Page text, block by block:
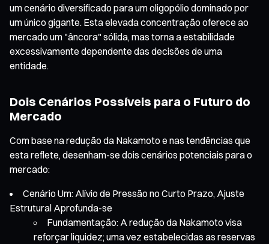
um cenário diversificado para um oligopólio dominado por
um único gigante. Esta elevada concentração oferece ao
mercado um "âncora" sólida, mas torna a estabilidade
excessivamente dependente das decisões de uma
entidade.
Dois Cenários Possíveis para o Futuro do
Mercado
Com base na redução da Nakamoto e nas tendências que
esta reflete, desenham-se dois cenários potenciais para o
mercado:
Cenário Um: Alívio de Pressão no Curto Prazo, Ajuste
Estrutural Aprofunda-se
Fundamentação: A redução da Nakamoto visa
reforçar liquidez; uma vez estabelecidas as reservas